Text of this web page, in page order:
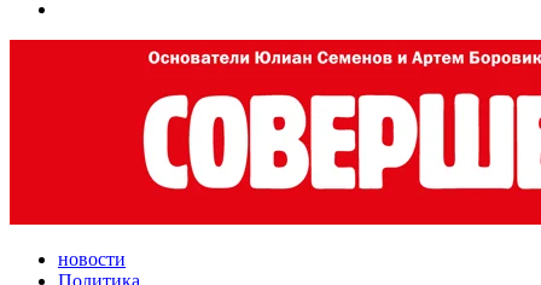
новости
Политика